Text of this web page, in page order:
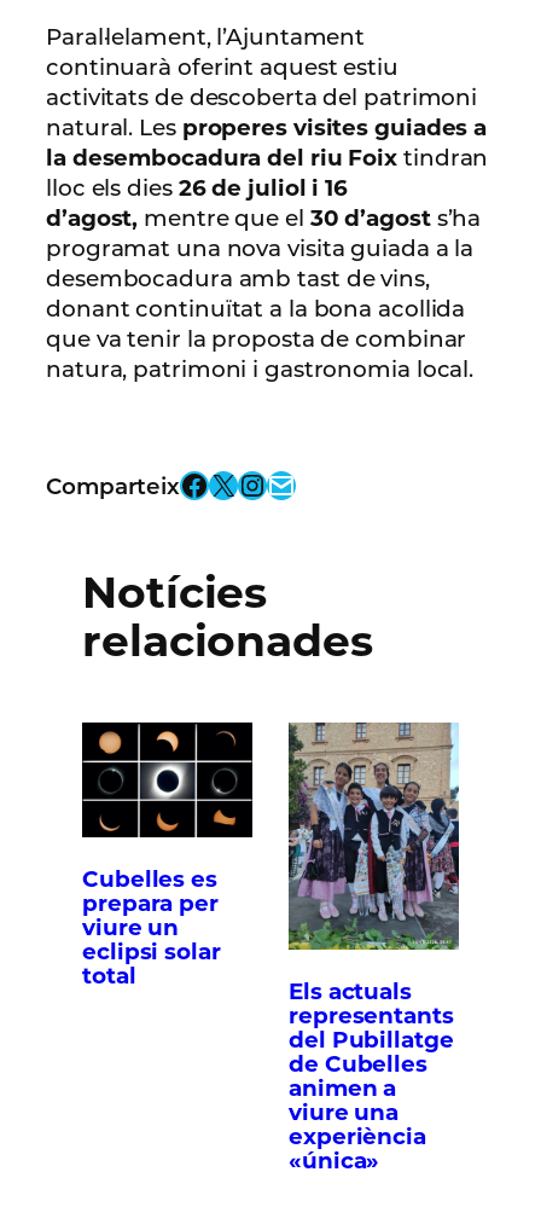
Paral·lelament, l’Ajuntament
continuarà oferint aquest estiu
activitats de descoberta del patrimoni
natural. Les properes visites guiades a
la desembocadura del riu Foix tindran
lloc els dies 26 de juliol i 16
d’agost, mentre que el 30 d’agosts’ha
programat una nova visita guiada a la
desembocadura amb tast de vins,
donant continuïtat a la bona acollida
que va tenir la proposta de combinar
natura, patrimoni i gastronomia local.
ComparteixFacebook X InstagramEmail
Notícies
relacionades
Cubelles es
prepara per
viure un
eclipsi solar
total
Els actuals
representants
del Pubillatge
de Cubelles
animen a
viure una
experiència
«única»